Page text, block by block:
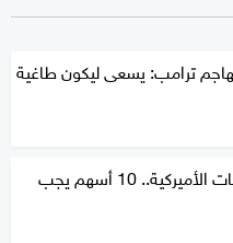
ترامب: يسعى ليكون طاغية
مع ترقب الانتخابات الأميركية.. 10 أسهم يجب